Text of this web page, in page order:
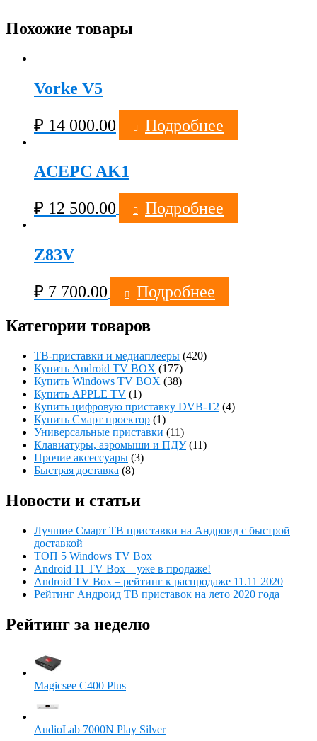
Похожие товары
Vorke V5
₽ 14 000.00 Подробнее
ACEPC AK1
₽ 12 500.00 Подробнее
Z83V
₽ 7 700.00
Подробнее
Категории товаров
ТВ-приставки и медиаплееры (420)
Купить Android TV BOX (177)
Купить Windows TV BOX (38)
Купить APPLE TV (1)
Купить цифровую приставку DVB-T2 (4)
Купить Смарт проектор (1)
Универсальные приставки (11)
Клавиатуры, аэромыши и ПДУ (11)
Прочие аксессуары (3)
Быстрая доставка (8)
Новости и статьи
Лучшие Смарт ТВ приставки на Андроид с быстрой
доставкой
ТОП 5 Windows TV Box
Android 11 TV Box – уже в продаже!
Android TV Box – рейтинг к распродаже 11.11 2020
Рейтинг Андроид ТВ приставок на лето 2020 года
Рейтинг за неделю
Magicsee C400 Plus
AudioLab 7000N Play Silver